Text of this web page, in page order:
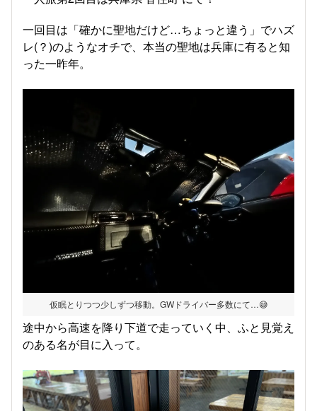
一回目は「確かに聖地だけど…ちょっと違う」でハズ
レ(？)のようなオチで、本当の聖地は兵庫に有ると知
った一昨年。
仮眠とりつつ少しずつ移動。GWドライバー多数にて…😅
途中から高速を降り下道で走っていく中、ふと見覚え
のある名が目に入って。